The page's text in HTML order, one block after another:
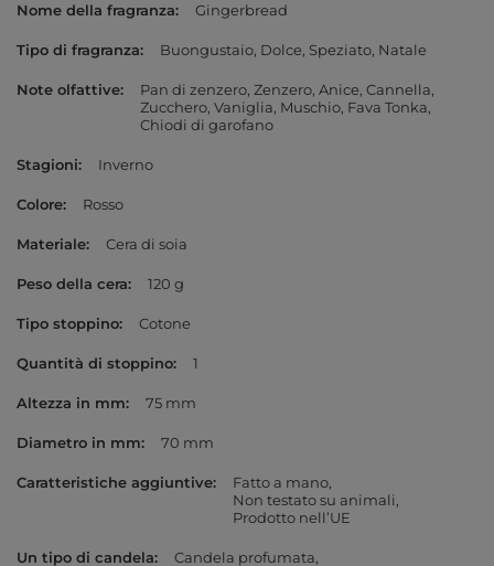
Nome della fragranza Gingerbread
Tipo di fragranza Buongustaio Dolce Speziato Natale
Note olfattive Pan di zenzero Zenzero Anice Cannella
Zucchero Vaniglia Muschio Fava Tonka
Chiodi di garofano
Stagioni Inverno
Colore Rosso
Materiale Cera di soia
Peso della cera 120 g
Tipo stoppino Cotone
Quantità di stoppino 1
Altezza in mm 75 mm
Diametro in mm 70 mm
Caratteristiche aggiuntive
Fatto a mano
Non testato su animali
Prodotto nell’UE
Un tipo di candela
Candela profumata